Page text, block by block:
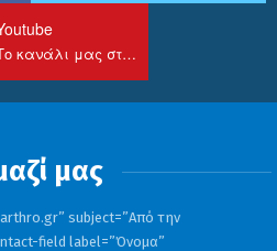
Το κανάλι μας στο Youtube
μας
” subject=”Από την
field label=”Όνομα”